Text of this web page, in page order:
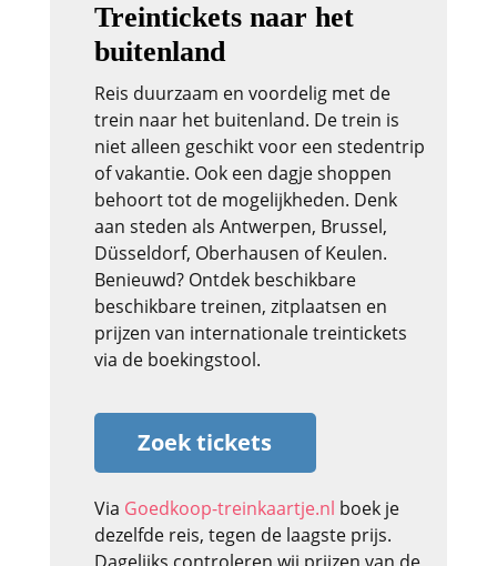
Treintickets naar het
buitenland
Reis duurzaam en voordelig met de
trein naar het buitenland. De trein is
niet alleen geschikt voor een stedentrip
of vakantie. Ook een dagje shoppen
behoort tot de mogelijkheden. Denk
aan steden als Antwerpen, Brussel,
Düsseldorf, Oberhausen of Keulen.
Benieuwd? Ontdek beschikbare
beschikbare treinen, zitplaatsen en
prijzen van internationale treintickets
via de boekingstool.
Zoek tickets
Via Goedkoop-treinkaartje.nl boek je
dezelfde reis, tegen de laagste prijs.